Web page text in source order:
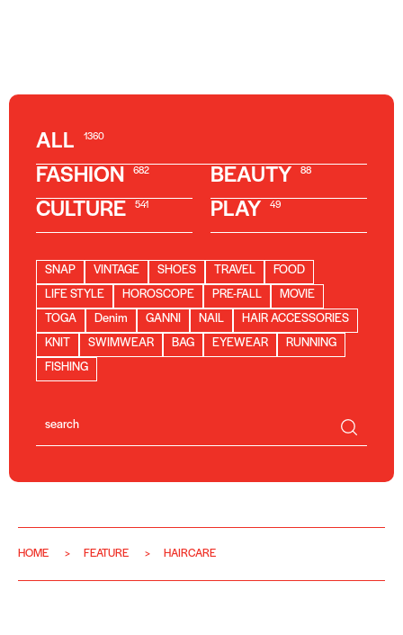
ALL 1360
FASHION 682 BEAUTY 88
CULTURE 541 PLAY 49
SNAP VINTAGE SHOES TRAVEL
FOOD
LIFE STYLE
HOROSCOPE PRE-FALL
MOVIE
TOGA
Denim GANNI NAIL
HAIR ACCESSORIES
KNIT
SWIMWEAR BAG EYEWEAR
RUNNING
FISHING
HOME FEATURE HAIRCARE